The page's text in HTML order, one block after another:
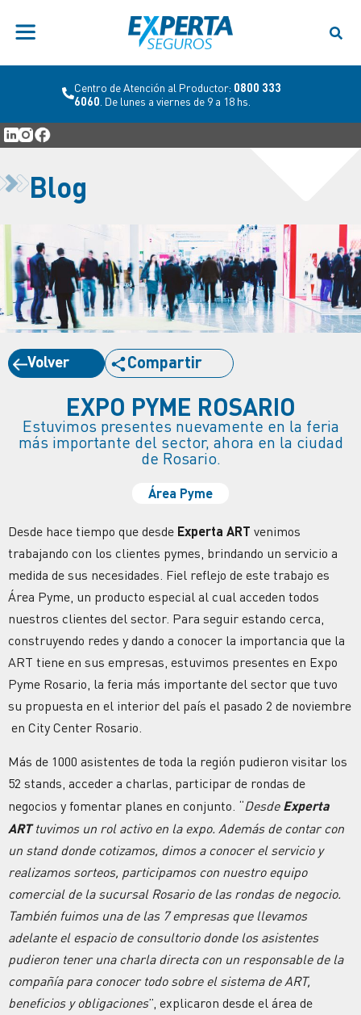
Centro de Atención al Productor: 0800 333
6060 . De lunes a viernes de 9 a 18 hs.
Blog
Volver Compartir
EXPO PYME ROSARIO
Estuvimos presentes nuevamente en la feria
más importante del sector, ahora en la ciudad
de Rosario.
Área Pyme
Desde hace tiempo que desde Experta ART venimos
trabajando con los clientes pymes, brindando un servicio a
medida de sus necesidades. Fiel reflejo de este trabajo es
Área Pyme, un producto especial al cual acceden todos
nuestros clientes del sector. Para seguir estando cerca,
construyendo redes y dando a conocer la importancia que la
ART tiene en sus empresas, estuvimos presentes en Expo
Pyme Rosario, la feria más importante del sector que tuvo
su propuesta en el interior del país el pasado 2 de noviembre
en City Center Rosario.
Más de 1000 asistentes de toda la región pudieron visitar los
52 stands, acceder a charlas, participar de rondas de
negocios y fomentar planes en conjunto. “Desde Experta
ARTtuvimos un rol activo en la expo. Además de contar con
un stand donde cotizamos, dimos a conocer el servicio y
realizamos sorteos, participamos con nuestro equipo
comercial de la sucursal Rosario de las rondas de negocio.
También fuimos una de las 7 empresas que llevamos
adelante el espacio de consultorio donde los asistentes
pudieron tener una charla directa con un responsable de la
compañía para conocer todo sobre el sistema de ART,
beneficios y obligaciones”, explicaron desde el área de